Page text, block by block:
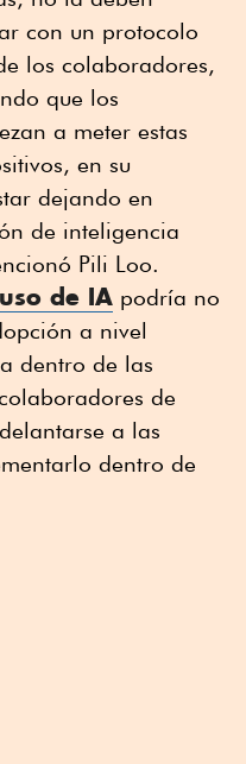
con un protocolo
los colaboradores,
que los
a meter estas
en su
dejando en
de inteligencia
Pili Loo.
de IA podría no
a nivel
dentro de las
de
a las
dentro de